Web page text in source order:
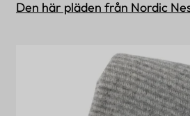
Den här pläden från Nordic